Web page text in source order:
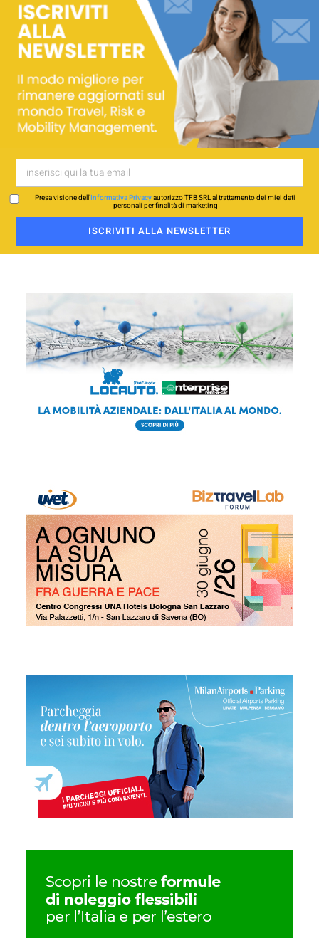
Presa visione dell’Informativa Privacyautorizzo TFB SRL al trattamento dei miei dati
personali per finalità di marketing
ISCRIVITI ALLA NEWSLETTER